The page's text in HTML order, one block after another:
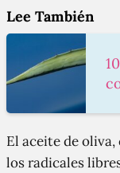
Lee También
El aceite de
los radicales